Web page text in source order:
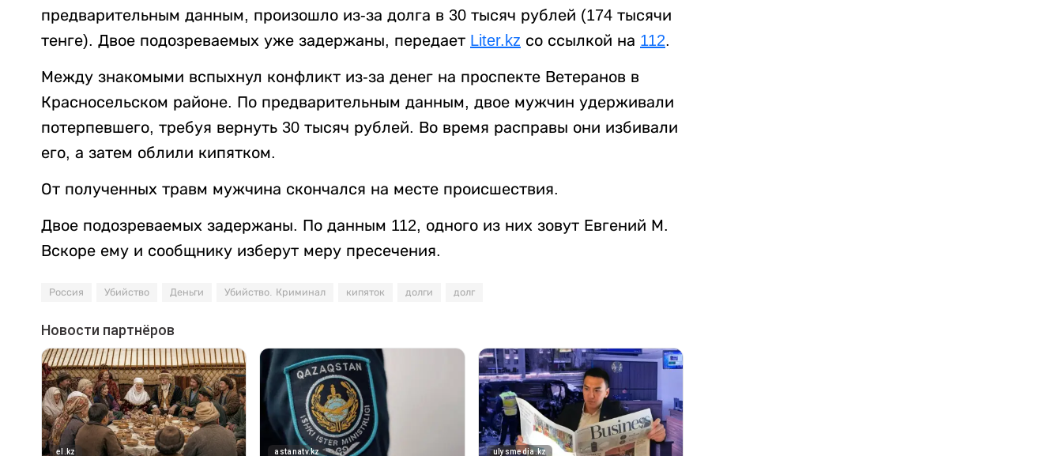
предварительным данным, произошло из-за долга в 30 тысяч рублей (174 тысячи
тенге). Двое подозреваемых уже задержаны, передает Liter.kz со ссылкой на 112.
Между знакомыми вспыхнул конфликт из-за денег на проспекте Ветеранов в
Красносельском районе. По предварительным данным, двое мужчин удерживали
потерпевшего, требуя вернуть 30 тысяч рублей. Во время расправы они избивали
его, а затем облили кипятком.
От полученных травм мужчина скончался на месте происшествия.
Двое подозреваемых задержаны. По данным 112, одного из них зовут Евгений М.
Вскоре ему и сообщнику изберут меру пресечения.
Россия Убийство Деньги Убийство. Криминал кипяток долги долг